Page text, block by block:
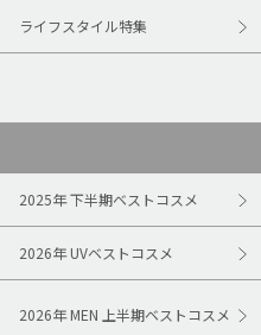
ライフスタイル特集
2025年 下半期ベストコスメ
2026年 UVベストコスメ
2026年 MEN 上半期ベストコスメ